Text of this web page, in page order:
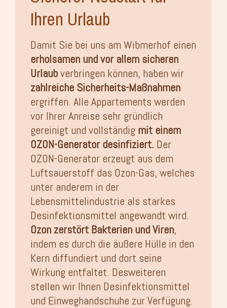
Ihren Urlaub
Damit Sie bei uns am Wibmerhof einen
erholsamen und vor allem sicheren
Urlaubverbringen können, haben wir
zahlreiche Sicherheits-Maßnahmen
ergriffen. Alle Appartements werden
vor Ihrer Anreise sehr gründlich
gereinigt und vollständig mit einem
OZON-Generator desinfiziert. Der
OZON-Generator erzeugt aus dem
Luftsauerstoff das Ozon-Gas, welches
unter anderem in der
Lebensmittelindustrie als starkes
Desinfektionsmittel angewandt wird.
Ozon zerstört Bakterien und Viren,
indem es durch die äußere Hülle in den
Kern diffundiert und dort seine
Wirkung entfaltet. Desweiteren
stellen wir Ihnen Desinfektionsmittel
und Einweghandschuhe zur Verfügung.